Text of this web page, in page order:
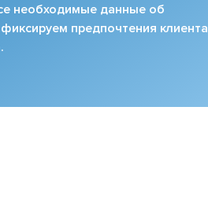
необходимые данные об
предпочтения клиента